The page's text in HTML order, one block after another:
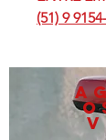
(51) 9